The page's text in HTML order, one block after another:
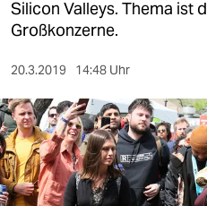
kultur
sport
berlin
nord
wahrheit
Silicon Valleys. Thema ist
Großkonzerne.
20.3.2019 14:48 Uhr